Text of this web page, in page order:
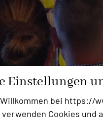
Einstellungen
bei https://
Cookies und